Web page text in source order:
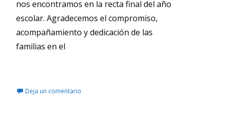
nos encontramos en la recta final del año
escolar. Agradecemos el compromiso,
acompañamiento y dedicación de las
familias en el
Deja un comentario